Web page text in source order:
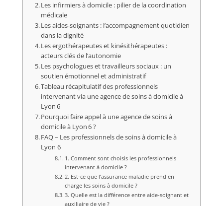
Les infirmiers à domicile : pilier de la coordination
médicale
Les aides-soignants : l’accompagnement quotidien
dans la dignité
Les ergothérapeutes et kinésithérapeutes :
acteurs clés de l’autonomie
Les psychologues et travailleurs sociaux : un
soutien émotionnel et administratif
Tableau récapitulatif des professionnels
intervenant via une agence de soins à domicile à
Lyon 6
Pourquoi faire appel à une agence de soins à
domicile à Lyon 6 ?
FAQ – Les professionnels de soins à domicile à
Lyon 6
1. Comment sont choisis les professionnels
intervenant à domicile ?
2. Est-ce que l’assurance maladie prend en
charge les soins à domicile ?
3. Quelle est la différence entre aide-soignant et
auxiliaire de vie ?